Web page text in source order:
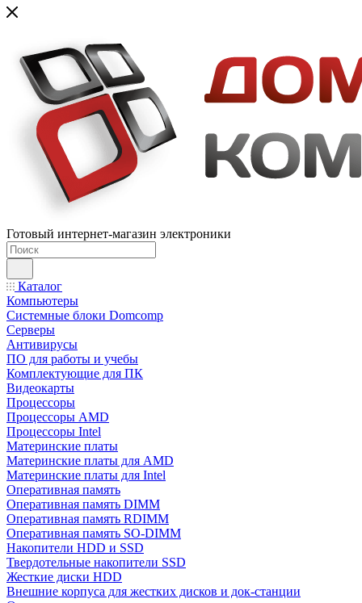
Готовый интернет-магазин электроники
Каталог
Компьютеры
Системные блоки Domcomp
Серверы
Антивирусы
ПО для работы и учебы
Комплектующие для ПК
Видеокарты
Процессоры
Процессоры AMD
Процессоры Intel
Материнские платы
Материнские платы для AMD
Материнские платы для Intel
Оперативная память
Оперативная память DIMM
Оперативная память RDIMM
Оперативная память SO-DIMM
Накопители HDD и SSD
Твердотельные накопители SSD
Жесткие диски HDD
Внешние корпуса для жестких дисков и док-станции